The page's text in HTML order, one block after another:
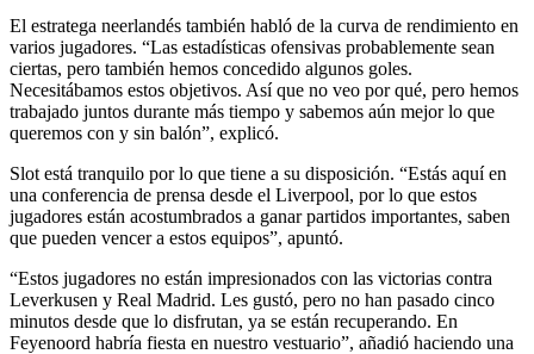
El estratega neerlandés también habló de la curva de rendimiento en
varios jugadores. “Las estadísticas ofensivas probablemente sean
ciertas, pero también hemos concedido algunos goles.
Necesitábamos estos objetivos. Así que no veo por qué, pero hemos
trabajado juntos durante más tiempo y sabemos aún mejor lo que
queremos con y sin balón”, explicó.
Slot está tranquilo por lo que tiene a su disposición. “Estás aquí en
una conferencia de prensa desde el Liverpool, por lo que estos
jugadores están acostumbrados a ganar partidos importantes, saben
que pueden vencer a estos equipos”, apuntó.
“Estos jugadores no están impresionados con las victorias contra
Leverkusen y Real Madrid. Les gustó, pero no han pasado cinco
minutos desde que lo disfrutan, ya se están recuperando. En
Feyenoord habría fiesta en nuestro vestuario”, añadió haciendo una